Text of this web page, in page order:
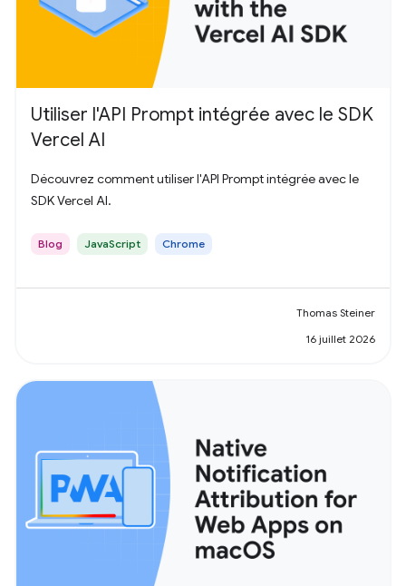
Utiliser l'API Prompt intégrée avec le SDK
Vercel AI
Découvrez comment utiliser l'API Prompt intégrée avec le
SDK Vercel AI.
Blog JavaScript Chrome
Thomas Steiner
16 juillet 2026